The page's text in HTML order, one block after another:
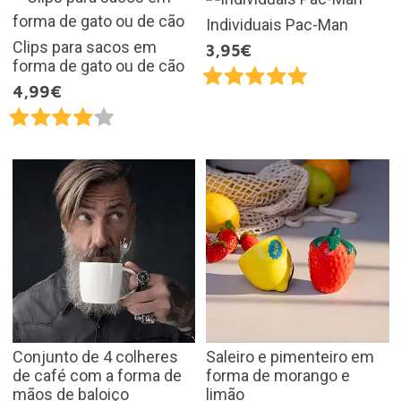
Clips para sacos em
forma de gato ou de cão
4,99€
Individuais Pac-Man
3,95€
Conjunto de 4 colheres
de café com a forma de
mãos de baloiço
Saleiro e pimenteiro em
forma de morango e
limão